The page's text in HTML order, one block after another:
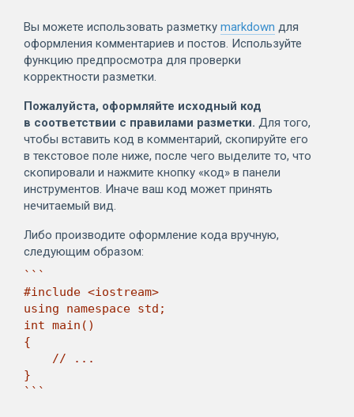
Вы можете использовать разметку markdown для
оформления комментариев и постов. Используйте
функцию предпросмотра для проверки
корректности разметки.
Пожалуйста, оформляйте исходный код
в соответствии с правилами разметки. Для того,
чтобы вставить код в комментарий, скопируйте его
в текстовое поле ниже, после чего выделите то, что
скопировали и нажмите кнопку «код» в панели
инструментов. Иначе ваш код может принять
нечитаемый вид.
Либо производите оформление кода вручную,
следующим образом:
```
#include <iostream>
using namespace std;
int main()
{
}
```